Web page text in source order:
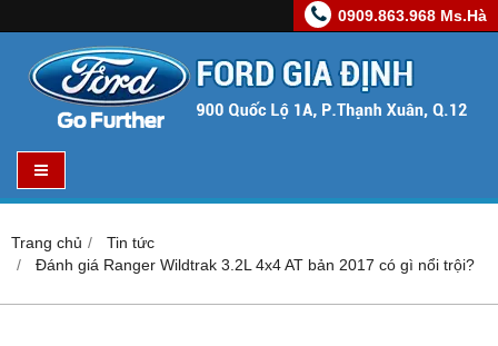
0909.863.968 Ms.Hà
Trang chủ
Tin tức
Đánh giá Ranger Wildtrak 3.2L 4x4 AT bản 2017 có gì nổi trội?